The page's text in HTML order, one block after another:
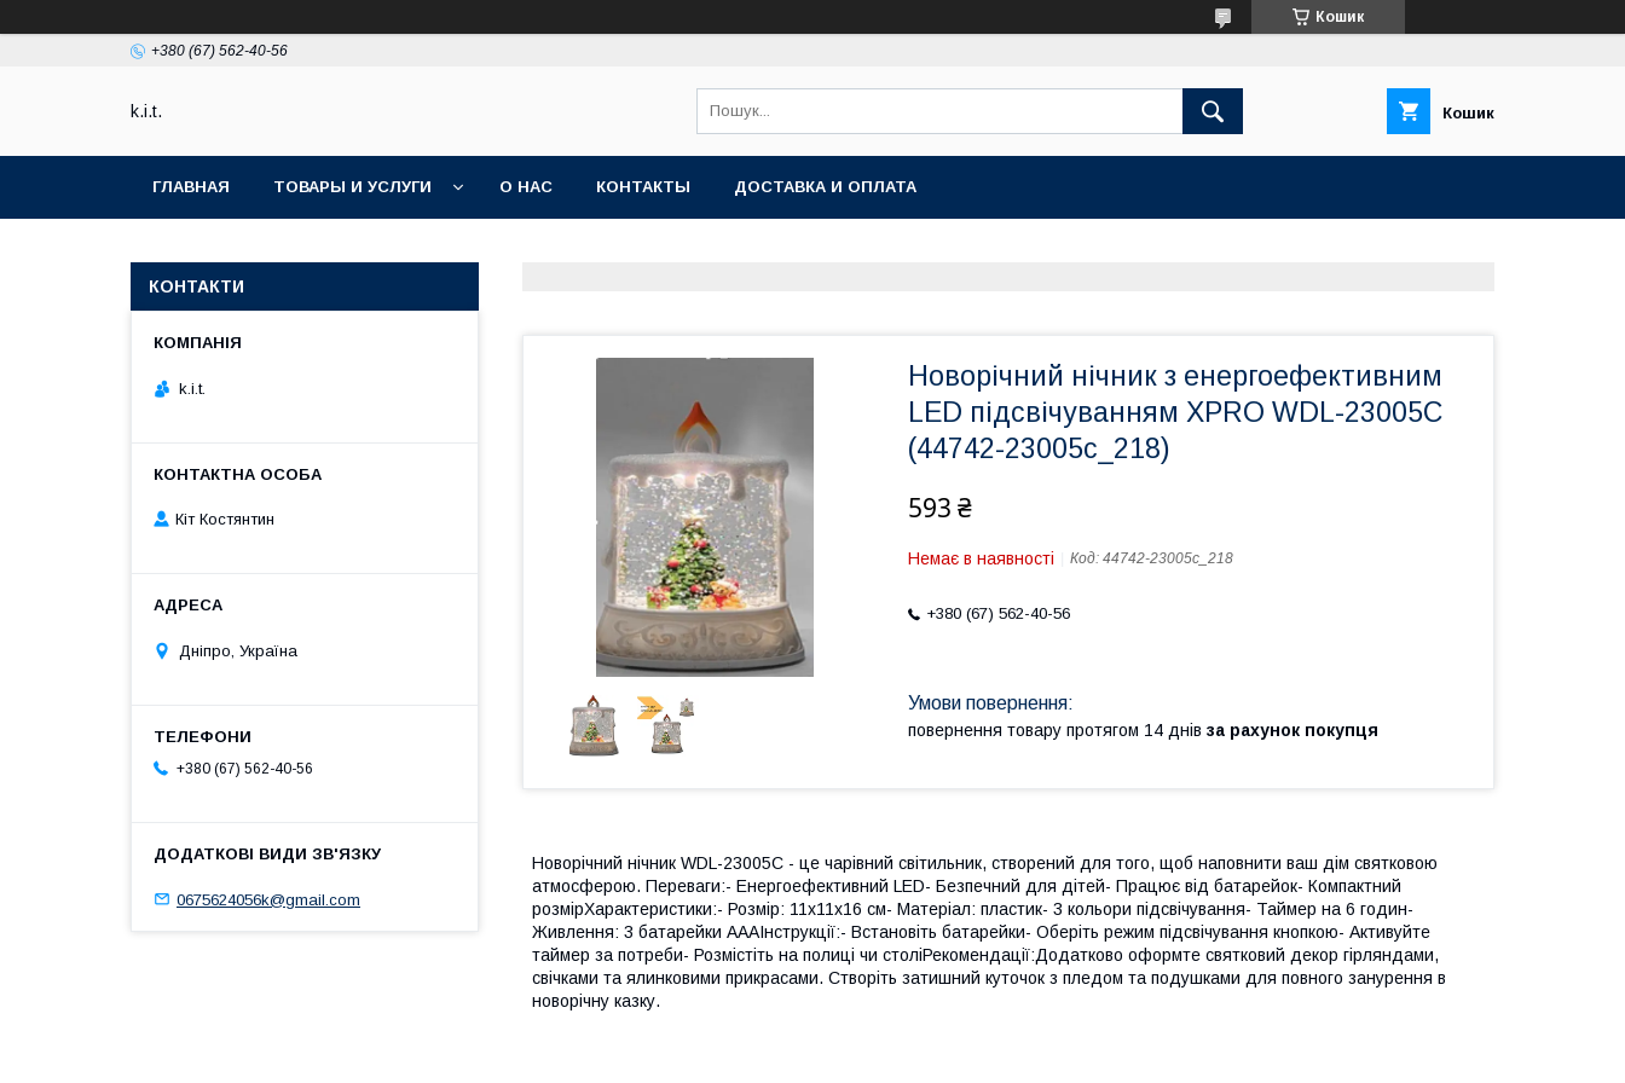
Кошик
+380 (67) 562-40-56
k.i.t. Кошик
ГЛАВНАЯ ТОВАРЫ И УСЛУГИ О НАС КОНТАКТЫ ДОСТАВКА И ОПЛАТА
Новорічний нічник з енергоефективним
LED підсвічуванням XPRO WDL-23005C
(44742-23005c_218)
593 ₴
Немає в наявності Код: 44742-23005c_218
+380 (67) 562-40-56
повернення товару протягом 14 днів за рахунок покупця
Новорічний нічник WDL-23005C - це чарівний світильник, створений для того, щоб наповнити ваш дім святковою
атмосферою. Переваги:- Енергоефективний LED- Безпечний для дітей- Працює від батарейок- Компактний
розмірХарактеристики:- Розмір: 11x11x16 см- Матеріал: пластик- 3 кольори підсвічування- Таймер на 6 годин-
Живлення: 3 батарейки AAAІнструкції:- Встановіть батарейки- Оберіть режим підсвічування кнопкою- Активуйте
таймер за потреби- Розмістіть на полиці чи століРекомендації:Додатково оформте святковий декор гірляндами,
свічками та ялинковими прикрасами. Створіть затишний куточок з пледом та подушками для повного занурення в
новорічну казку.
КОНТАКТИ
k.i.t.
Кіт Костянтин
Дніпро, Україна
+380 (67) 562-40-56
0675624056k@gmail.com